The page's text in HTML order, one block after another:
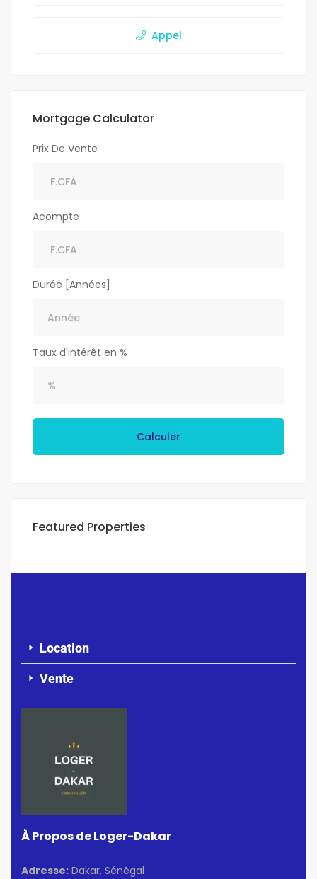
Appel
Mortgage Calculator
Prix De Vente
Acompte
Durée [Années]
Taux d'intérêt en %
Calculer
Featured Properties
Location
Vente
À Propos de Loger-Dakar
Adresse: Dakar, Sénégal